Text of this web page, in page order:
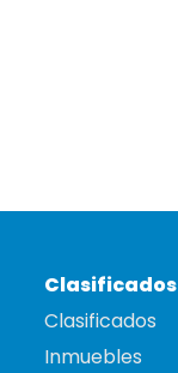
Clasificados
Clasificados
Inmuebles